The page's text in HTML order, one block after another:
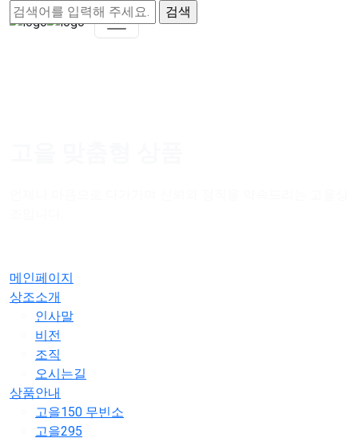
메인페이지
상조소개
인사말
비전
조직
오시는길
상품안내
고을150 무빈소
고을295